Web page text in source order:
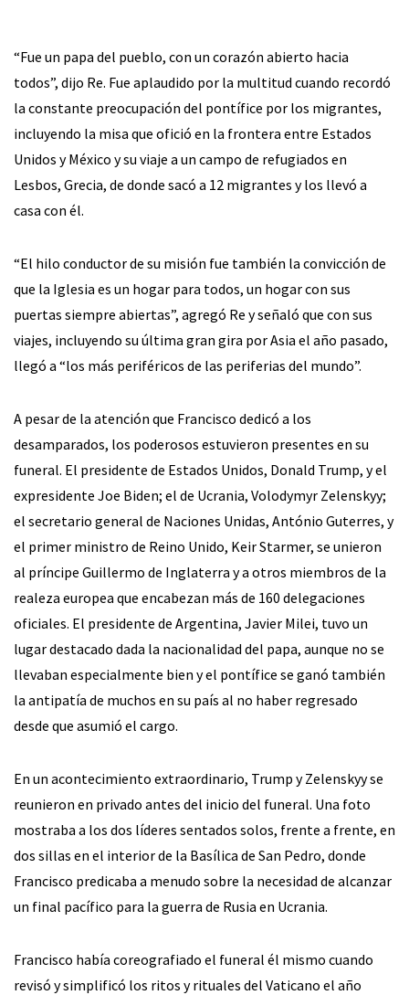
“Fue un papa del pueblo, con un corazón abierto hacia
todos”, dijo Re. Fue aplaudido por la multitud cuando recordó
la constante preocupación del pontífice por los migrantes,
incluyendo la misa que ofició en la frontera entre Estados
Unidos y México y su viaje a un campo de refugiados en
Lesbos, Grecia, de donde sacó a 12 migrantes y los llevó a
casa con él.
“El hilo conductor de su misión fue también la convicción de
que la Iglesia es un hogar para todos, un hogar con sus
puertas siempre abiertas”, agregó Re y señaló que con sus
viajes, incluyendo su última gran gira por Asia el año pasado,
llegó a “los más periféricos de las periferias del mundo”.
A pesar de la atención que Francisco dedicó a los
desamparados, los poderosos estuvieron presentes en su
funeral. El presidente de Estados Unidos, Donald Trump, y el
expresidente Joe Biden; el de Ucrania, Volodymyr Zelenskyy;
el secretario general de Naciones Unidas, António Guterres, y
el primer ministro de Reino Unido, Keir Starmer, se unieron
al príncipe Guillermo de Inglaterra y a otros miembros de la
realeza europea que encabezan más de 160 delegaciones
oficiales. El presidente de Argentina, Javier Milei, tuvo un
lugar destacado dada la nacionalidad del papa, aunque no se
llevaban especialmente bien y el pontífice se ganó también
la antipatía de muchos en su país al no haber regresado
desde que asumió el cargo.
En un acontecimiento extraordinario, Trump y Zelenskyy se
reunieron en privado antes del inicio del funeral. Una foto
mostraba a los dos líderes sentados solos, frente a frente, en
dos sillas en el interior de la Basílica de San Pedro, donde
Francisco predicaba a menudo sobre la necesidad de alcanzar
un final pacífico para la guerra de Rusia en Ucrania.
Francisco había coreografiado el funeral él mismo cuando
revisó y simplificó los ritos y rituales del Vaticano el año